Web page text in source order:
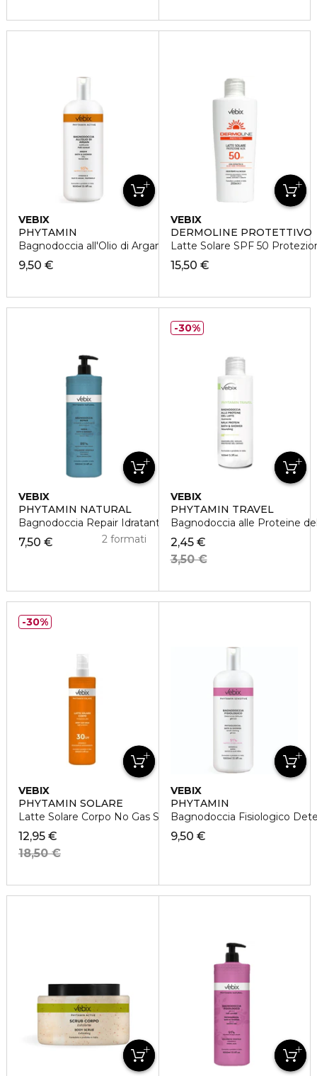
VEBIX
PHYTAMIN
Bagnodoccia all'Olio di Argan Setificante
9,50 €
VEBIX
DERMOLINE PROTETTIVO
Latte Solare SPF 50
15,50 €
VEBIX
PHYTAMIN NATURAL
Bagnodoccia Repair Idratante e Rivitalizzante
7,50 € 2 formati
VEBIX
PHYTAMIN TRAVEL
Bagnodoccia alle Proteine
2,45 €
3,50 €
30%
VEBIX
PHYTAMIN SOLARE
Latte Solare Corpo No Gas SPF30
12,95 €
18,50 €
30%
VEBIX
PHYTAMIN
Bagnodoccia Fisiologico
9,50 €